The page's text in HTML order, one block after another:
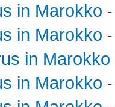
in Marokko
in Marokko
in Marokko
in Marokko